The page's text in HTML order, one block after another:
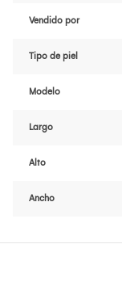
Vendido por
Tipo de piel
Modelo
Largo
Alto
Ancho